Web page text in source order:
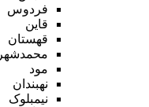
فردوس
قاین
قهستان
محمدشهر
مود
نهبندان
نیمبلوک